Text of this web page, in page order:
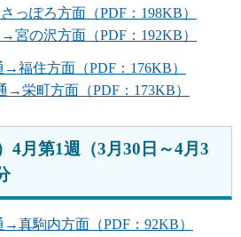
ぽろ方面（PDF：198KB）
の沢方面（PDF：192KB）
福住方面（PDF：176KB）
栄町方面（PDF：173KB）
4月第1週（3月30日～4月3
真駒内方面（PDF：92KB）